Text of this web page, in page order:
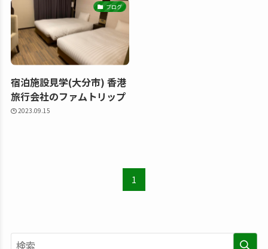
ブログ
宿泊施設見学(大分市) 香港
旅行会社のファムトリップ
2023.09.15
1